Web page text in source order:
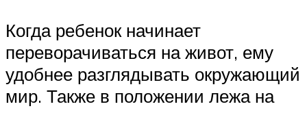
Когда ребенок начинает
переворачиваться на живот, ему
удобнее разглядывать окружающий
мир. Также в положении лежа на